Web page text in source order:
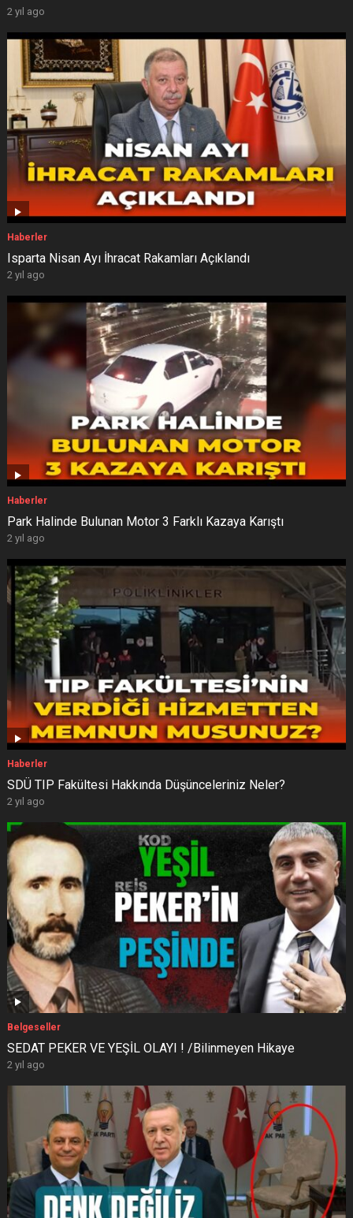
2 yıl ago
Haberler
Isparta Nisan Ayı İhracat Rakamları Açıklandı
2 yıl ago
Haberler
Park Halinde Bulunan Motor 3 Farklı Kazaya Karıştı
2 yıl ago
Haberler
SDÜ TIP Fakültesi Hakkında Düşünceleriniz Neler?
2 yıl ago
Belgeseller
SEDAT PEKER VE YEŞİL OLAYI ! /Bilinmeyen Hikaye
2 yıl ago